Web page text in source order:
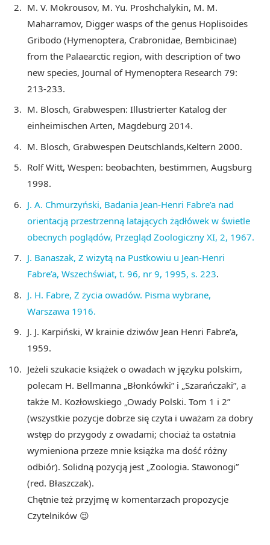
M. V. Mokrousov, M. Yu. Proshchalykin, M. M.
Maharramov, Digger wasps of the genus Hoplisoides
Gribodo (Hymenoptera, Crabronidae, Bembicinae)
from the Palaearctic region, with description of two
new species, Journal of Hymenoptera Research 79:
213-233.
M. Blosch, Grabwespen: Illustrierter Katalog der
einheimischen Arten, Magdeburg 2014.
M. Blosch, Grabwespen Deutschlands,Keltern 2000.
Rolf Witt, Wespen: beobachten, bestimmen, Augsburg
1998.
J. A. Chmurzyński, Badania Jean-Henri Fabre’a nad
orientacją przestrzenną latających żądłówek w świetle
obecnych poglądów, Przegląd Zoologiczny XI, 2, 1967.
J. Banaszak, Z wizytą na Pustkowiu u Jean-Henri
Fabre’a, Wszechświat, t. 96, nr 9, 1995, s. 223.
J. H. Fabre, Z życia owadów. Pisma wybrane,
Warszawa 1916.
J. J. Karpiński, W krainie dziwów Jean Henri Fabre’a,
1959.
Jeżeli szukacie książek o owadach w języku polskim,
polecam H. Bellmanna „Błonkówki” i „Szarańczaki”, a
także M. Kozłowskiego „Owady Polski. Tom 1 i 2”
(wszystkie pozycje dobrze się czyta i uważam za dobry
wstęp do przygody z owadami; chociaż ta ostatnia
wymieniona przeze mnie książka ma dość różny
odbiór). Solidną pozycją jest „Zoologia. Stawonogi”
(red. Błaszczak).
Chętnie też przyjmę w komentarzach propozycje
Czytelników 😉